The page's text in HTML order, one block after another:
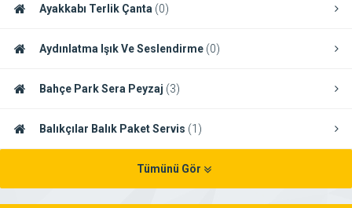
Ayakkabı Terlik Çanta (0)
Aydınlatma Işık Ve Seslendirme (0)
Bahçe Park Sera Peyzaj (3)
Balıkçılar Balık Paket Servis (1)
Tümünü Gör